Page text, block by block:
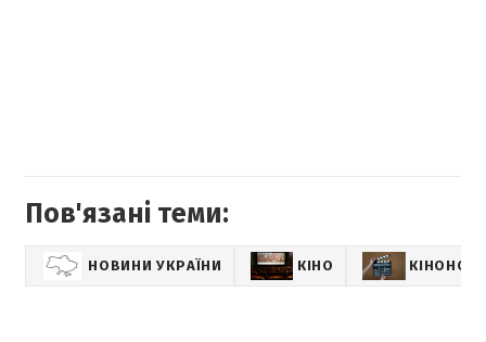
Пов'язані теми:
НОВИНИ УКРАЇНИ КІНО